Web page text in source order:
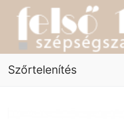
tartalomra
Szőrtelenítés